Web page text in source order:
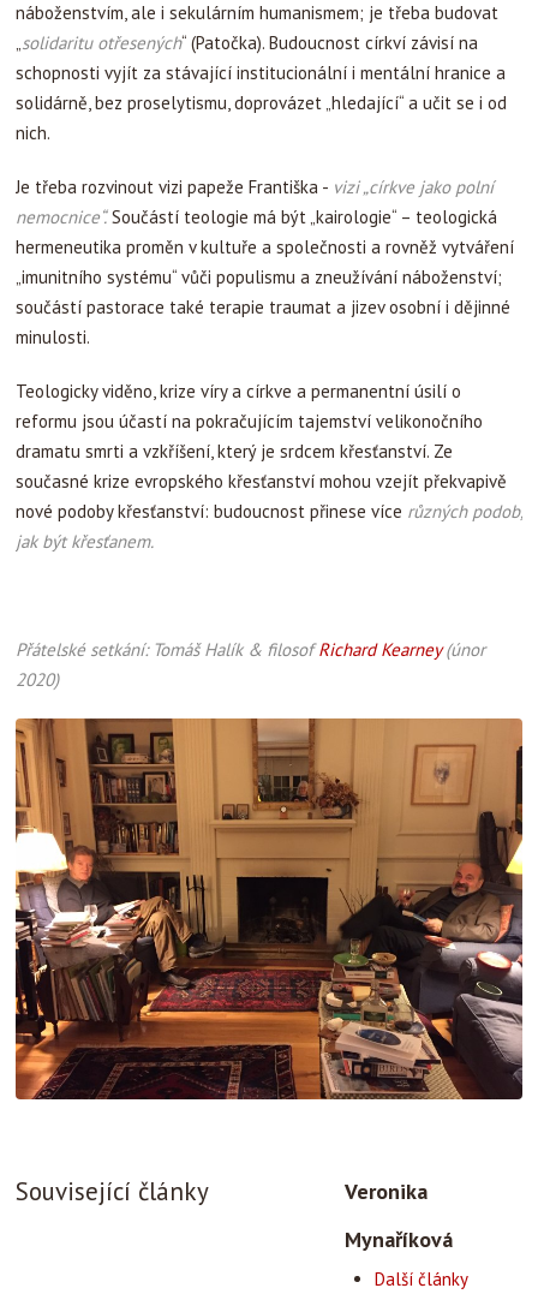
náboženstvím, ale i sekulárním humanismem; je třeba budovat
„solidaritu otřesených“ (Patočka). Budoucnost církví závisí na
schopnosti vyjít za stávající institucionální i mentální hranice a
solidárně, bez proselytismu, doprovázet „hledající“ a učit se i od
nich.
Je třeba rozvinout vizi papeže Františka - vizi „církve jako polní
nemocnice“.Součástí teologie má být „kairologie“ – teologická
hermeneutika proměn v kultuře a společnosti a rovněž vytváření
„imunitního systému“ vůči populismu a zneužívání náboženství;
součástí pastorace také terapie traumat a jizev osobní i dějinné
minulosti.
Teologicky viděno, krize víry a církve a permanentní úsilí o
reformu jsou účastí na pokračujícím tajemství velikonočního
dramatu smrti a vzkříšení, který je srdcem křesťanství. Ze
současné krize evropského křesťanství mohou vzejít překvapivě
nové podoby křesťanství: budoucnost přinese více různých podob,
jak být křesťanem.
Přátelské setkání: Tomáš Halík & filosofRichard Kearney(únor
2020)
Související články
Veronika
Mynaříková
Další články